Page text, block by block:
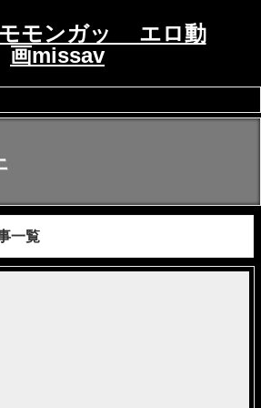
モモンガッ エロ動
画missav
一覧